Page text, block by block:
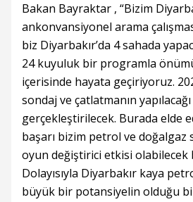
Bakan Bayraktar , “Bizim
ankonvansiyonel arama
biz Diyarbakır’da 4 sahada
24 kuyuluk bir programla
içerisinde hayata geçiriyoruz.
sondaj ve çatlatmanın
gerçekleştirilecek. Burada elde
başarı bizim petrol ve doğalgaz
oyun değiştirici etkisi olabilecek
Dolayısıyla Diyarbakır kaya
büyük bir potansiyelin olduğu